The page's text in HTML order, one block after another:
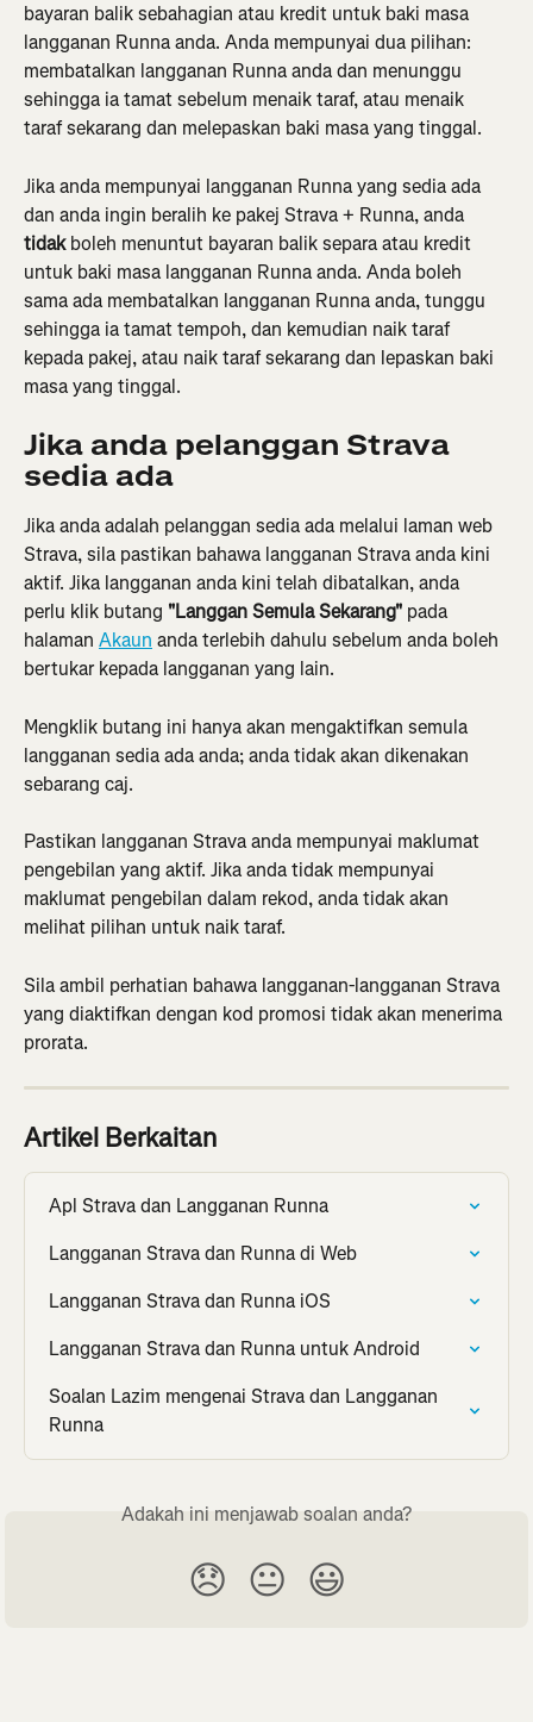
bayaran balik sebahagian atau kredit untuk baki masa
langganan Runna anda. Anda mempunyai dua pilihan:
membatalkan langganan Runna anda dan menunggu
sehingga ia tamat sebelum menaik taraf, atau menaik
taraf sekarang dan melepaskan baki masa yang tinggal.
Jika anda mempunyai langganan Runna yang sedia ada
dan anda ingin beralih ke pakej Strava + Runna, anda
tidak boleh menuntut bayaran balik separa atau kredit
untuk baki masa langganan Runna anda. Anda boleh
sama ada membatalkan langganan Runna anda, tunggu
sehingga ia tamat tempoh, dan kemudian naik taraf
kepada pakej, atau naik taraf sekarang dan lepaskan baki
masa yang tinggal.
Jika anda pelanggan Strava
sedia ada
Jika anda adalah pelanggan sedia ada melalui laman web
Strava, sila pastikan bahawa langganan Strava anda kini
aktif. Jika langganan anda kini telah dibatalkan, anda
perlu klik butang "Langgan Semula Sekarang" pada
halaman Akaun anda terlebih dahulu sebelum anda boleh
bertukar kepada langganan yang lain.
Mengklik butang ini hanya akan mengaktifkan semula
langganan sedia ada anda; anda tidak akan dikenakan
sebarang caj.
Pastikan langganan Strava anda mempunyai maklumat
pengebilan yang aktif. Jika anda tidak mempunyai
maklumat pengebilan dalam rekod, anda tidak akan
melihat pilihan untuk naik taraf.
Sila ambil perhatian bahawa langganan-langganan Strava
yang diaktifkan dengan kod promosi tidak akan menerima
prorata.
Artikel Berkaitan
Apl Strava dan Langganan Runna
Langganan Strava dan Runna di Web
Langganan Strava dan Runna iOS
Langganan Strava dan Runna untuk Android
Soalan Lazim mengenai Strava dan Langganan
Runna
Adakah ini menjawab soalan anda?
😞 😐 😃